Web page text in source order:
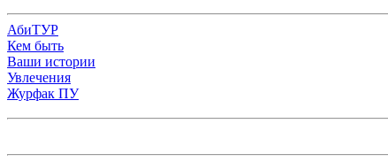
АбиТУР
Кем быть
Ваши истории
Увлечения
Журфак ПУ